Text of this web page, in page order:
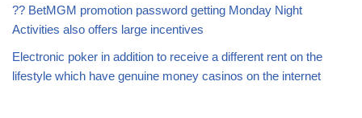
?? BetMGM promotion password getting Monday Night
Activities also offers large incentives
Electronic poker in addition to receive a different rent on the
lifestyle which have genuine money casinos on the internet